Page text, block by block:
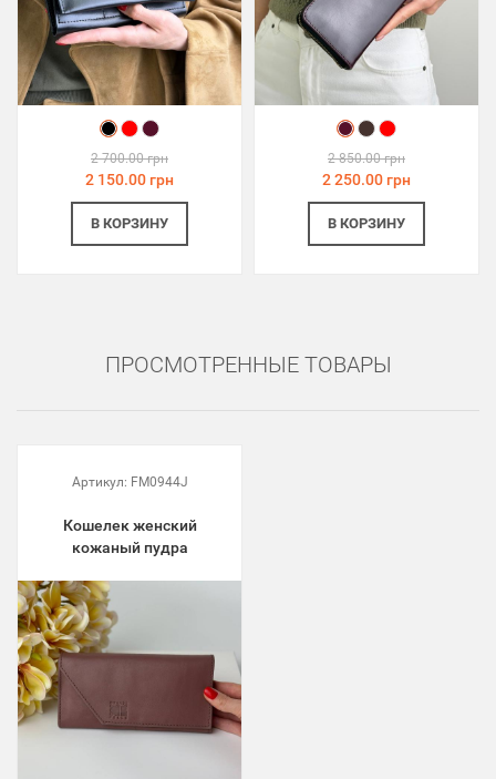
2 700.00 грн
2 150.00 грн
В КОРЗИНУ
2 850.00 грн
2 250.00 грн
В КОРЗИНУ
ПРОСМОТРЕННЫЕ ТОВАРЫ
Артикул: FM0944J
Кошелек женский
кожаный пудра